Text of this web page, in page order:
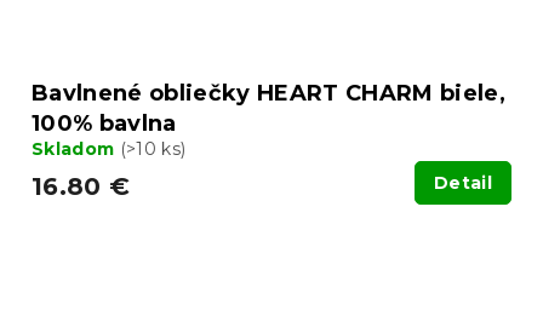
Bavlnené obliečky HEART CHARM biele,
100% bavlna
Skladom (>10 ks)
16.80 € Detail